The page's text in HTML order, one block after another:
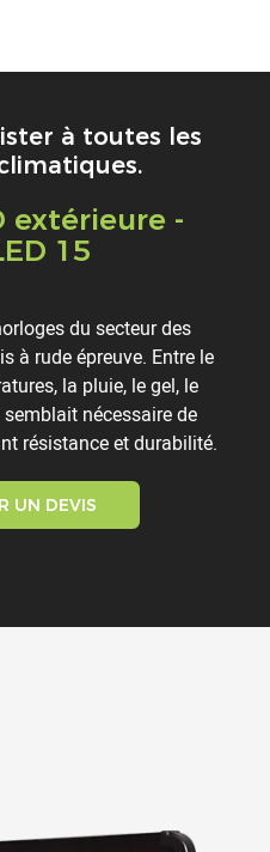
à toutes les
extérieure -
15
du secteur des
à rude épreuve. Entre le
la pluie, le gel, le
nécessaire de
résistance et durabilité.
UN DEVIS